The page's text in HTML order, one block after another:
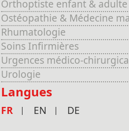
Orthoptiste enfant & adulte
Ostéopathie & Médecine
Rhumatologie
Soins Infirmières
Urgences médico-
Urologie
Langues
FR EN DE